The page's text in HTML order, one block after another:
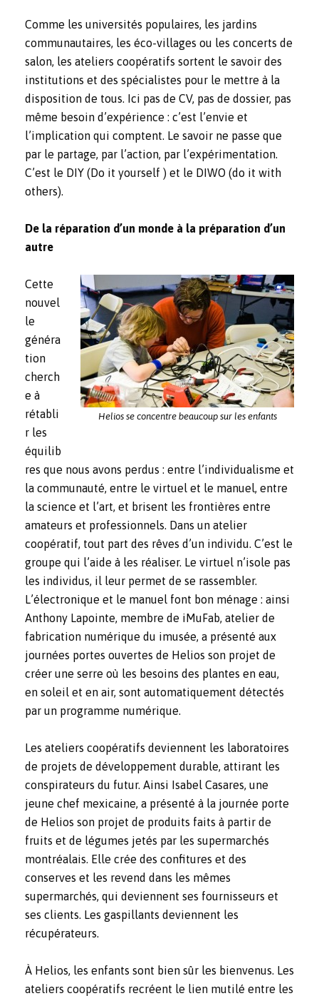
Comme les universités populaires, les jardins
communautaires, les éco-villages ou les concerts de
salon, les ateliers coopératifs sortent le savoir des
institutions et des spécialistes pour le mettre à la
disposition de tous. Ici pas de CV, pas de dossier, pas
même besoin d’expérience : c’est l’envie et
l’implication qui comptent. Le savoir ne passe que
par le partage, par l’action, par l’expérimentation.
C’est le DIY (Do it yourself ) et le DIWO (do it with
others).
De la réparation d’un monde à la préparation d’un
autre
Helios se concentre beaucoup sur les enfants
Cette
nouvel
le
généra
tion
cherch
e à
rétabli
r les
équilib
res que nous avons perdus : entre l’individualisme et
la communauté, entre le virtuel et le manuel, entre
la science et l’art, et brisent les frontières entre
amateurs et professionnels. Dans un atelier
coopératif, tout part des rêves d’un individu. C’est le
groupe qui l’aide à les réaliser. Le virtuel n’isole pas
les individus, il leur permet de se rassembler.
L’électronique et le manuel font bon ménage : ainsi
Anthony Lapointe, membre de iMuFab, atelier de
fabrication numérique du imusée, a présenté aux
journées portes ouvertes de Helios son projet de
créer une serre où les besoins des plantes en eau,
en soleil et en air, sont automatiquement détectés
par un programme numérique.
Les ateliers coopératifs deviennent les laboratoires
de projets de développement durable, attirant les
conspirateurs du futur. Ainsi Isabel Casares, une
jeune chef mexicaine, a présenté à la journée porte
de Helios son projet de produits faits à partir de
fruits et de légumes jetés par les supermarchés
montréalais. Elle crée des confitures et des
conserves et les revend dans les mêmes
supermarchés, qui deviennent ses fournisseurs et
ses clients. Les gaspillants deviennent les
récupérateurs.
À Helios, les enfants sont bien sûr les bienvenus. Les
ateliers coopératifs recréent le lien mutilé entre les